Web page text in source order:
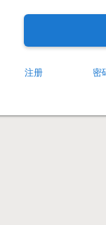
注册 密